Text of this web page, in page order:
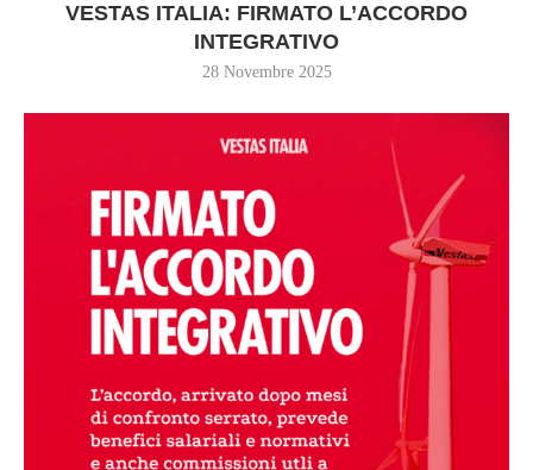
VESTAS ITALIA: FIRMATO L’ACCORDO
INTEGRATIVO
28 Novembre 2025